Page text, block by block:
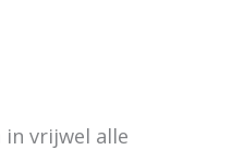
vrijwel alle